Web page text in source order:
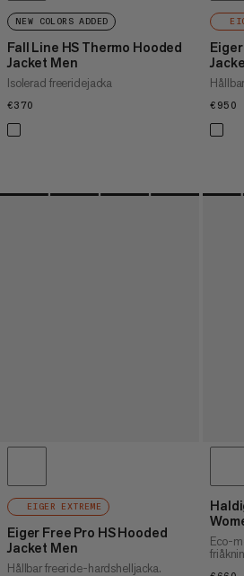
NEW COLORS ADDED
Fall Line HS Thermo Hooded
Jacket Men
Isolerad freeridejacka
€370 €950
EIGER EXTREME
Eiger Free Pro HS Hooded
Jacket Men
Hållbar freeride-hardshelljacka.
Eco-